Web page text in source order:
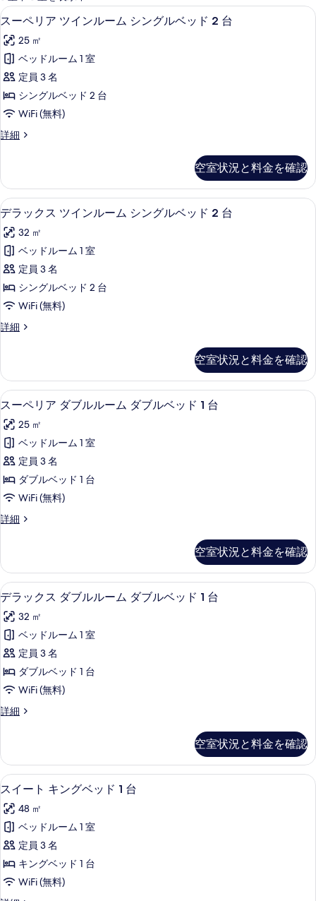
能
な
客
室
の
り
込
み
ス
ー
ペ
リ
ア
ツ
イ
ン
ー
ム
シ
ン
グ
ル
ベ
ッ
ド
の
す
べ
て
の
写
真
を
表
す
る
スーペリア ツインルーム シングル
6
スーペリア ツインルーム シングルベッド 2 台
25 ㎡
ベッドルーム 1 室
定員 3 名
シングルベッド 2 台
WiFi (無料)
詳細
ス
ア
ツ
イ
ル
ー
シ
ン
グ
ル
ベ
台
の
詳
細
空室状況と料金を確認
デ
ラ
ッ
ク
ス
ツ
イ
ン
ー
ム
シ
ン
グ
ル
ベ
ッ
ド
の
す
べ
て
の
写
真
を
表
す
る
デラックス ツインルーム シングル
6
デラックス ツインルーム シングルベッド 2 台
32 ㎡
ベッドルーム 1 室
定員 3 名
シングルベッド 2 台
WiFi (無料)
詳細
デ
ス
ツ
イ
ル
ー
シ
ン
グ
ル
ベ
台
の
詳
細
空室状況と料金を確認
ス
ー
ペ
リ
ア
ダ
ブ
ル
ー
ム
ダ
ブ
ル
ベ
ッ
ド
1
す
べ
て
の
写
真
を
表
スーペリア ダブルルーム ダブルベ
6
スーペリア ダブルルーム ダブルベッド 1 台
25 ㎡
ベッドルーム 1 室
定員 3 名
ダブルベッド 1 台
WiFi (無料)
詳細
ス
ア
ダ
ブ
ル
ー
ダ
ブ
ル
ベ
ッ
の
詳
細
空室状況と料金を確認
デ
ラ
ッ
ク
ス
ダ
ブ
ル
ー
ム
ダ
ブ
ル
ベ
ッ
ド
デラックス ダブルルーム ダブルベ
7
デラックス ダブルルーム ダブルベッド 1 台
32 ㎡
ベッドルーム 1 室
定員 3 名
ダブルベッド 1 台
WiFi (無料)
詳細
デ
ス
ダ
ブ
ル
ー
ダ
ブ
ル
ベ
空室状況と料金を確認
ス
イ
ー
ト
キ
ン
グ
スイート キングベッド 1 台 | ピロー
12
スイート キングベッド 1 台
48 ㎡
ベッドルーム 1 室
定員 3 名
キングベッド 1 台
WiFi (無料)